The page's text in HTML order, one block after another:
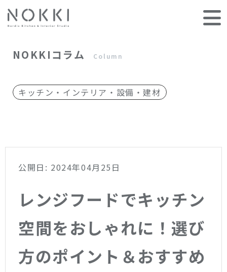
NOKKIコラム Column
キッチン・インテリア・設備・建材
公開日: 2024年04月25日
レンジフードでキッチン
空間をおしゃれに！選び
方のポイント＆おすすめ